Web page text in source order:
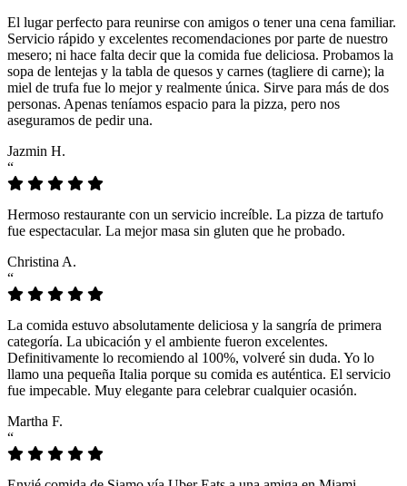
El lugar perfecto para reunirse con amigos o tener una cena familiar.
Servicio rápido y excelentes recomendaciones por parte de nuestro
mesero; ni hace falta decir que la comida fue deliciosa. Probamos la
sopa de lentejas y la tabla de quesos y carnes (tagliere di carne); la
miel de trufa fue lo mejor y realmente única. Sirve para más de dos
personas. Apenas teníamos espacio para la pizza, pero nos
aseguramos de pedir una.
Jazmin H.
“
Hermoso restaurante con un servicio increíble. La pizza de tartufo
fue espectacular. La mejor masa sin gluten que he probado.
Christina A.
“
La comida estuvo absolutamente deliciosa y la sangría de primera
categoría. La ubicación y el ambiente fueron excelentes.
Definitivamente lo recomiendo al 100%, volveré sin duda. Yo lo
llamo una pequeña Italia porque su comida es auténtica. El servicio
fue impecable. Muy elegante para celebrar cualquier ocasión.
Martha F.
“